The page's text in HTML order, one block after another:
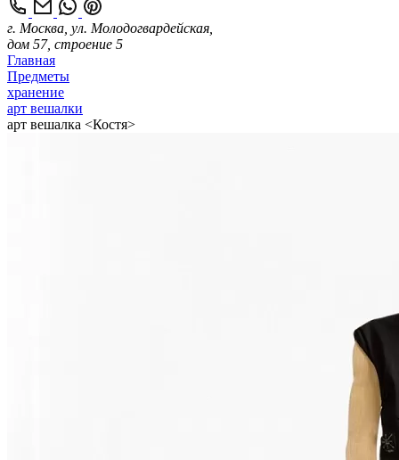
г. Москва, ул. Молодогвардейская,
дом 57, строение 5
Главная
Предметы
хранение
арт вешалки
арт вешалка <Костя>